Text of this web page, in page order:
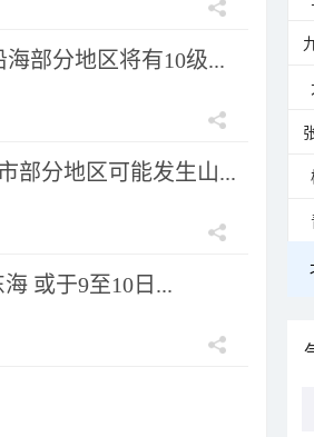
部分地区将有10级...
部分地区可能发生山...
或于9至10日...